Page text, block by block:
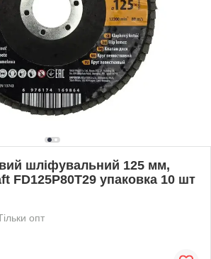
шліфувальний 125 мм,
FD125P80T29 упаковка 10 шт
опт